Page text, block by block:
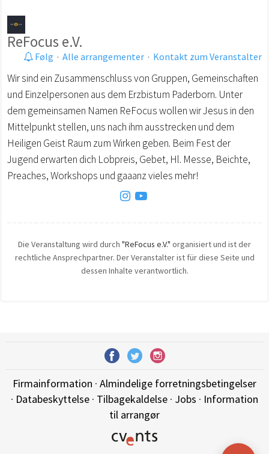
ReFocus e.V.
Følg · Alle arrangementer · Kontakt zum Veranstalter
Wir sind ein Zusammenschluss von Gruppen, Gemeinschaften
und Einzelpersonen aus dem Erzbistum Paderborn. Unter
dem gemeinsamen Namen ReFocus wollen wir Jesus in den
Mittelpunkt stellen, uns nach ihm ausstrecken und dem
Heiligen Geist Raum zum Wirken geben. Beim Fest der
Jugend erwarten dich Lobpreis, Gebet, Hl. Messe, Beichte,
Preaches, Workshops und gaaanz vieles mehr!
Die Veranstaltung wird durch "ReFocus e.V." organisiert und ist der
rechtliche Ansprechpartner. Der Veranstalter ist für diese Seite und
dessen Inhalte verantwortlich.
Firmainformation · Almindelige forretningsbetingelser
· Databeskyttelse · Tilbagekaldelse · Jobs · Information
til arrangør